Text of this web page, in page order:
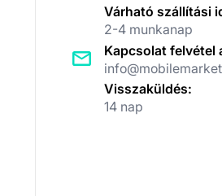
Várható szállítási
2-4 munkanap
Kapcsolat felvétel
Visszaküldés:
14 nap